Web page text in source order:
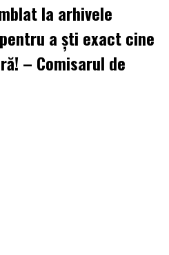
la arhivele
a şti exact cine
– Comisarul de